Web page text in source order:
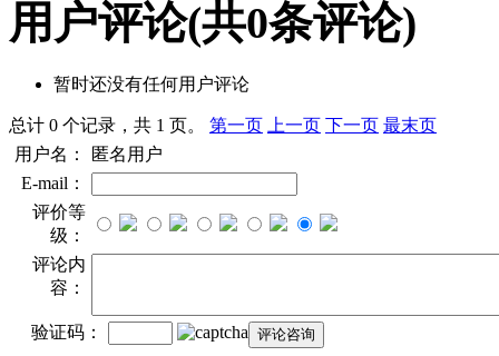
用户评论(共0条评论)
暂时还没有任何用户评论
总计 0 个记录，共 1 页。 第一页 上一页 下一页 最末页
用户名：
匿名用户
E-mail：
评价等
级：
评论内
容：
验证码：